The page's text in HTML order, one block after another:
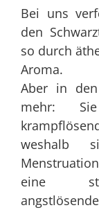
Bei uns
den
so durch
Aroma.
Aber in
mehr:
weshalb
eine